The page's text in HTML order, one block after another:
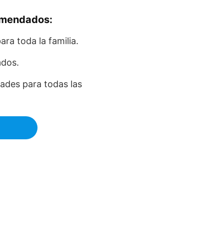
toda la familia.
para todas las